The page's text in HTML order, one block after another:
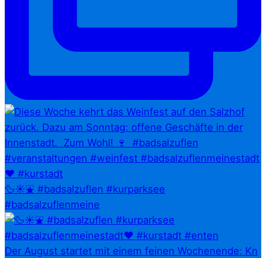
🦆☀️⛲ #badsalzuflen #kurparksee
#badsalzuflenmeine
Der August startet mit einem feinen Wochenende: Kn